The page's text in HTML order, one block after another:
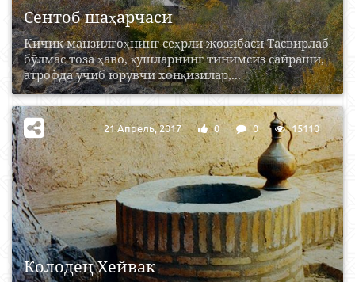
Сентоб шаҳарчаси
Кичик манзилгоҳнинг сеҳрли жозибаси Тасвирлаб
бўлмас тоза ҳаво, қушларнинг тинимсиз сайраши,
атрофда учиб юрувчи хонқизилар,...
Колодец Хейвак
21 Апрель, 2017 0 0 15110